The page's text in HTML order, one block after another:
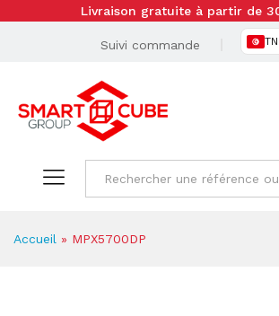
Livraison gratuite à partir de
Suivi commande
Accueil » MPX5700DP